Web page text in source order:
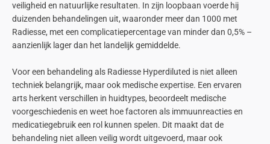
veiligheid en natuurlijke resultaten. In zijn loopbaan voerde hij
duizenden behandelingen uit, waaronder meer dan 1000 met
Radiesse, met een complicatiepercentage van minder dan 0,5% –
aanzienlijk lager dan het landelijk gemiddelde.
Voor een behandeling als Radiesse Hyperdiluted is niet alleen
techniek belangrijk, maar ook medische expertise. Een ervaren
arts herkent verschillen in huidtypes, beoordeelt medische
voorgeschiedenis en weet hoe factoren als immuunreacties en
medicatiegebruik een rol kunnen spelen. Dit maakt dat de
behandeling niet alleen veilig wordt uitgevoerd, maar ook